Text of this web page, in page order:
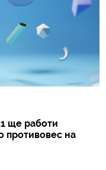
ще работи
противовес на